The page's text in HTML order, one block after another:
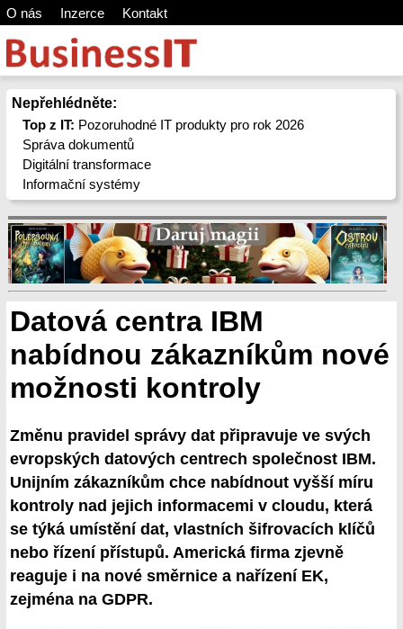
O nás Inzerce Kontakt
Nepřehlédněte:
Top z IT: Pozoruhodné IT produkty pro rok 2026
Správa dokumentů
Digitální transformace
Informační systémy
Datová centra IBM
nabídnou zákazníkům nové
možnosti kontroly
Změnu pravidel správy dat připravuje ve svých
evropských datových centrech společnost IBM.
Unijním zákazníkům chce nabídnout vyšší míru
kontroly nad jejich informacemi v cloudu, která
se týká umístění dat, vlastních šifrovacích klíčů
nebo řízení přístupů. Americká firma zjevně
reaguje i na nové směrnice a nařízení EK,
zejména na GDPR.